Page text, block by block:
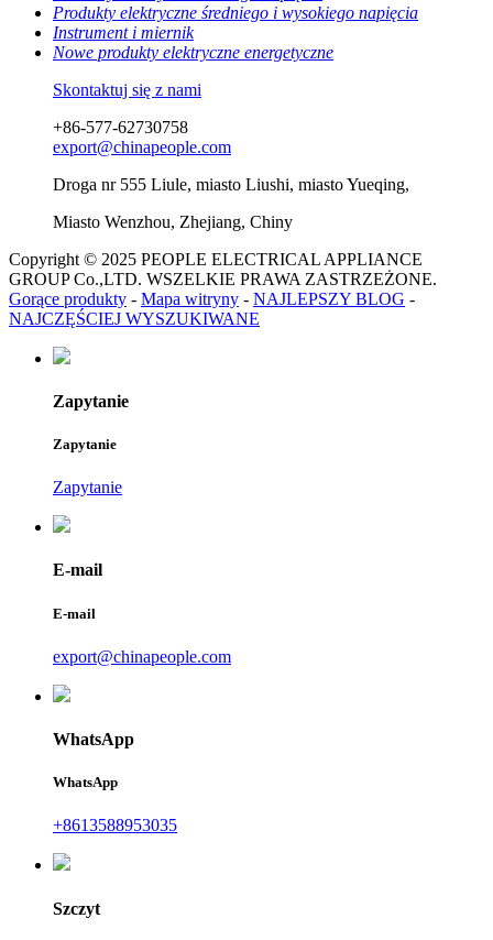
Produkty elektryczne średniego i wysokiego napięcia
Instrument i miernik
Nowe produkty elektryczne energetyczne
Skontaktuj się z nami
+86-577-62730758
export@chinapeople.com
Droga nr 555 Liule, miasto Liushi, miasto Yueqing,
Miasto Wenzhou, Zhejiang, Chiny
Copyright © 2025 PEOPLE ELECTRICAL APPLIANCE
GROUP Co.,LTD. WSZELKIE PRAWA ZASTRZEŻONE.
Gorące produkty - Mapa witryny - NAJLEPSZY BLOG -
NAJCZĘŚCIEJ WYSZUKIWANE
Zapytanie
Zapytanie
Zapytanie
E-mail
E-mail
export@chinapeople.com
WhatsApp
WhatsApp
+8613588953035
Szczyt